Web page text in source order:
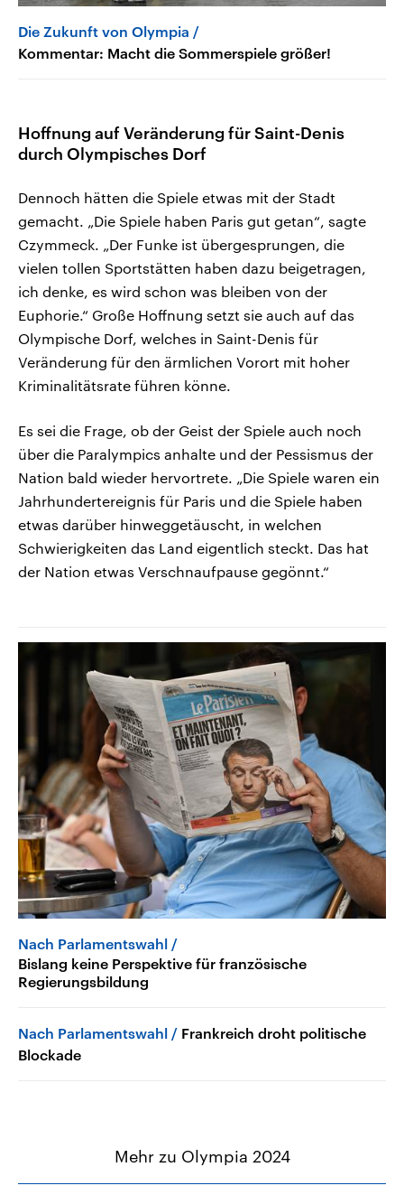
Die Zukunft von Olympia
Kommentar: Macht die Sommerspiele größer!
Hoffnung auf Veränderung für Saint-Denis
durch Olympisches Dorf
Dennoch hätten die Spiele etwas mit der Stadt
gemacht. „Die Spiele haben Paris gut getan“, sagte
Czymmeck. „Der Funke ist übergesprungen, die
vielen tollen Sportstätten haben dazu beigetragen,
ich denke, es wird schon was bleiben von der
Euphorie.“ Große Hoffnung setzt sie auch auf das
Olympische Dorf, welches in Saint-Denis für
Veränderung für den ärmlichen Vorort mit hoher
Kriminalitätsrate führen könne.
Es sei die Frage, ob der Geist der Spiele auch noch
über die Paralympics anhalte und der Pessismus der
Nation bald wieder hervortrete. „Die Spiele waren ein
Jahrhundertereignis für Paris und die Spiele haben
etwas darüber hinweggetäuscht, in welchen
Schwierigkeiten das Land eigentlich steckt. Das hat
der Nation etwas Verschnaufpause gegönnt.“
Nach Parlamentswahl
Bislang keine Perspektive für französische
Regierungsbildung
Nach Parlamentswahl
Frankreich droht politische
Blockade
Mehr zu Olympia 2024